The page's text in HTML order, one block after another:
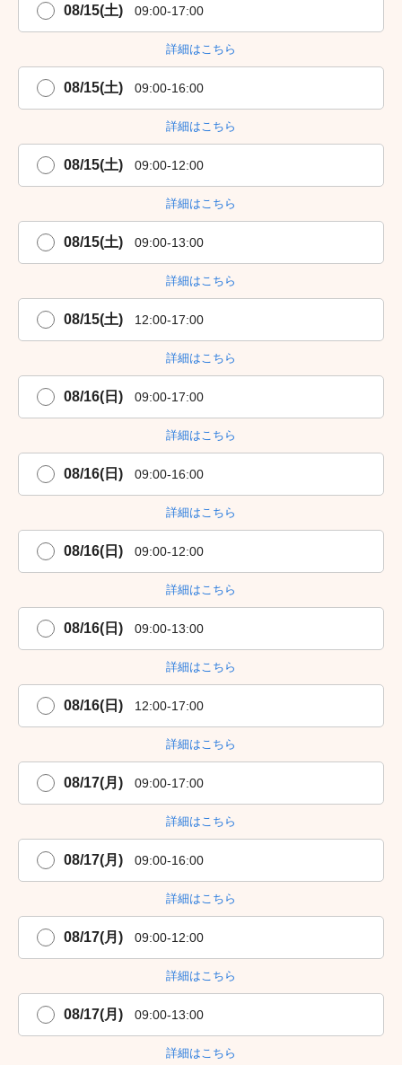
08/15(土) 09:00-17:00
詳細はこちら
08/15(土) 09:00-16:00
詳細はこちら
08/15(土) 09:00-12:00
詳細はこちら
08/15(土) 09:00-13:00
詳細はこちら
08/15(土) 12:00-17:00
詳細はこちら
08/16(日) 09:00-17:00
詳細はこちら
08/16(日) 09:00-16:00
詳細はこちら
08/16(日) 09:00-12:00
詳細はこちら
08/16(日) 09:00-13:00
詳細はこちら
08/16(日) 12:00-17:00
詳細はこちら
08/17(月) 09:00-17:00
詳細はこちら
08/17(月) 09:00-16:00
詳細はこちら
08/17(月) 09:00-12:00
詳細はこちら
08/17(月) 09:00-13:00
詳細はこちら